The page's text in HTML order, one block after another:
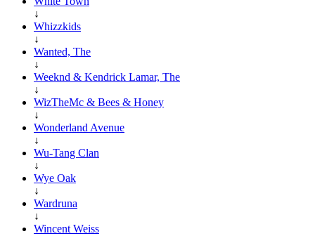
↓
Whizzkids
↓
Wanted, The
↓
Weeknd & Kendrick Lamar, The
↓
WizTheMc & Bees & Honey
↓
Wonderland Avenue
↓
Wu-Tang Clan
↓
Wye Oak
↓
Wardruna
↓
Wincent Weiss